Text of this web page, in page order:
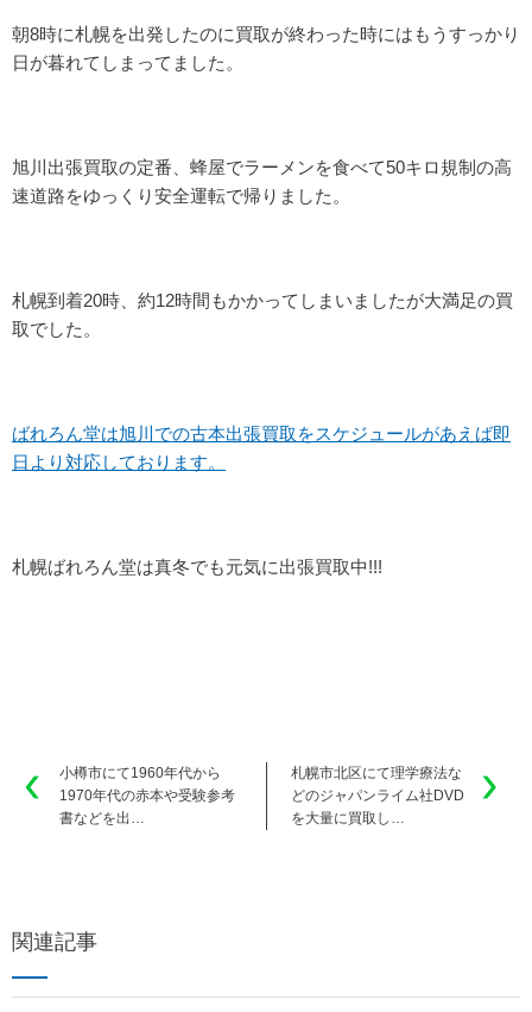
朝8時に札幌を出発したのに買取が終わった時にはもうすっかり
日が暮れてしまってました。
旭川出張買取の定番、蜂屋でラーメンを食べて50キロ規制の高
速道路をゆっくり安全運転で帰りました。
札幌到着20時、約12時間もかかってしまいましたが大満足の買
取でした。
ばれろん堂は旭川での古本出張買取をスケジュールがあえば即
日より対応しております。
札幌ばれろん堂は真冬でも元気に出張買取中!!!
小樽市にて1960年代から
1970年代の赤本や受験参考
書などを出…
札幌市北区にて理学療法な
どのジャパンライム社DVD
を大量に買取し…
関連記事